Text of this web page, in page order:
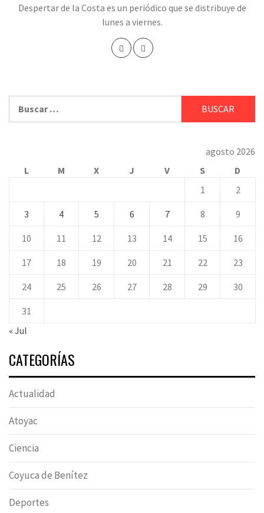
Despertar de la Costa es un periódico que se distribuye de
lunes a viernes.
agosto 2026
L
M X J V S
D
1
2
3 4 5 6 7 8 9
10 11 12 13 14 15 16
17 18 19 20 21 22 23
24 25 26 27 28 29 30
31
« Jul
CATEGORÍAS
Actualidad
Atoyac
Ciencia
Coyuca de Benítez
Deportes